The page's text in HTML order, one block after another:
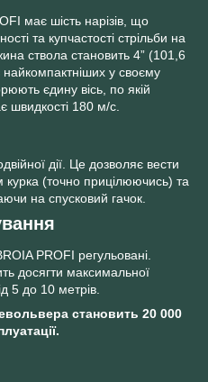
має шість нарізів, що
та купчастості стрільби на
ствола становить 4” (101,6
у своєму
єдину вісь, по якій
швидкості 180 м/с.
дії. Це дозволяє вести
курка (точно прицілюючись) та
на спусковий гачок.
PROFI регульовані.
досягти максимальної
5 до 10 метрів.
становить 20 000